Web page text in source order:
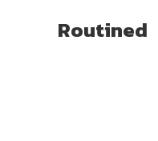
Routined